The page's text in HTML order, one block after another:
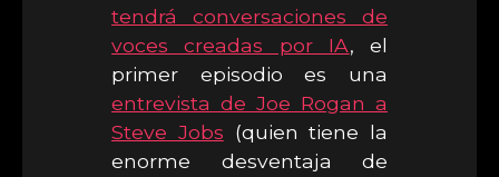
tendrá conversaciones de
voces creadas por IA, el
primer episodio es una
entrevista de Joe Rogan a
Steve Jobs (quien tiene la
enorme desventaja de